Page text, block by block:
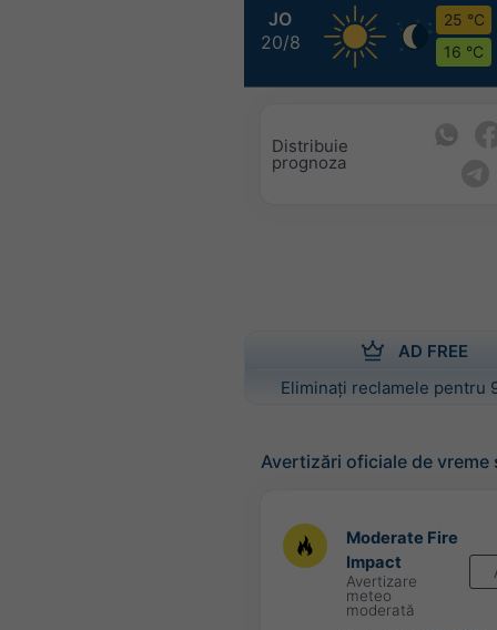
JO
20/8
25 °C
16 °C
Distribuie
prognoza
AD FREE
Eliminați reclamele pentru
Avertizări oficiale de vreme
Moderate Fire
Impact
Avertizare
meteo
moderată